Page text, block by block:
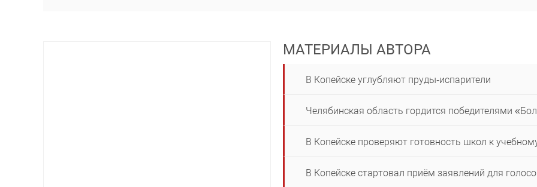
МАТЕРИАЛЫ АВТОРА
В Копейске углубляют пруды‑испарители
Челябинская область гордится победителями
В Копейске проверяют готовность школ к
В Копейске стартовал приём заявлений для